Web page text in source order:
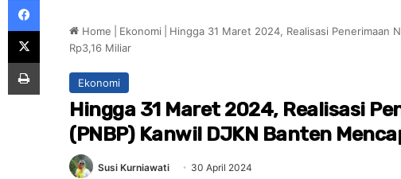
Home Ekonomi
Hingga 31 Maret 2024, Realisasi Penerimaan
Rp3,16 Miliar
Ekonomi
Hingga 31 Maret 2024, Realisasi
(PNBP) Kanwil DJKN Banten
Susi Kurniawati 30 April 2024